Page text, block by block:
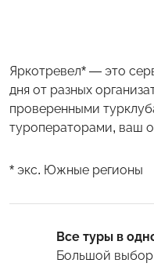
Яркотревел* — это
дня от разных
проверенными
туроператорами, ваш
* экс. Южные регионы
Все туры в
Большой выбор